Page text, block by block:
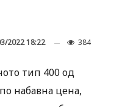
2022 18:22 384
тип 400 од
набавна цена,